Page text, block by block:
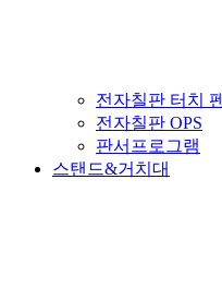
전자칠판 터치 펜
전자칠판 OPS
판서프로그램
스탠드&거치대